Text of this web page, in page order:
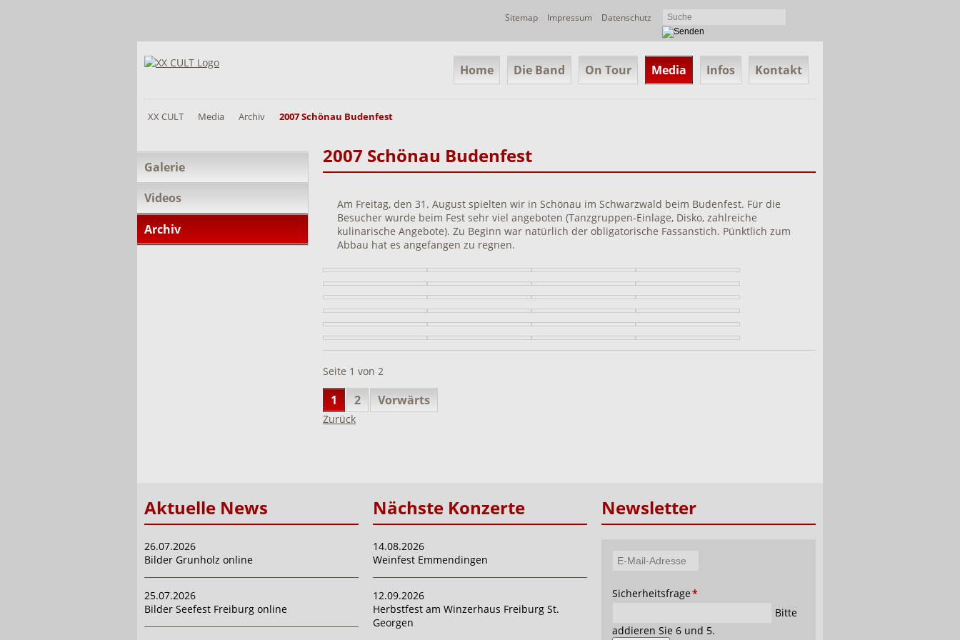
Navigation
Sitemap Impressum Datenschutz
überspringen
Home Die Band On Tour Media Infos Kontakt
XX CULT Media Archiv 2007 Schönau Budenfest
2007 Schönau Budenfest
Am Freitag, den 31. August spielten wir in Schönau im Schwarzwald beim Budenfest. Für die
Besucher wurde beim Fest sehr viel angeboten (Tanzgruppen-Einlage, Disko, zahlreiche
kulinarische Angebote). Zu Beginn war natürlich der obligatorische Fassanstich. Pünktlich zum
Abbau hat es angefangen zu regnen.
Seite 1 von 2
1 2 Vorwärts
Zurück
Navigation
überspringen
Galerie
Videos
Archiv
Aktuelle News
26.07.2026
Bilder Grunholz online
25.07.2026
Bilder Seefest Freiburg online
Nächste Konzerte
14.08.2026
Weinfest Emmendingen
12.09.2026
Herbstfest am Winzerhaus Freiburg St.
Georgen
Newsletter
Adresse
Pflichtfeld
Sicherheitsfrage*
Bitte
addieren Sie 6 und 5.